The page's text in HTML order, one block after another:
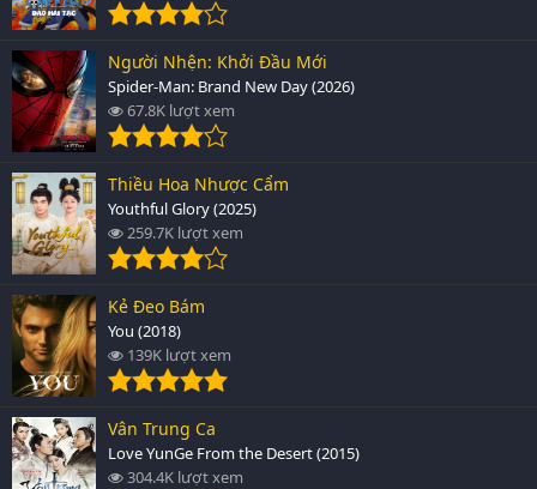
Người Nhện: Khởi Đầu Mới
Spider-Man: Brand New Day (2026)
67.8K lượt xem
Thiều Hoa Nhược Cẩm
Youthful Glory (2025)
259.7K lượt xem
Kẻ Đeo Bám
You (2018)
139K lượt xem
Vân Trung Ca
Love YunGe From the Desert (2015)
304.4K lượt xem